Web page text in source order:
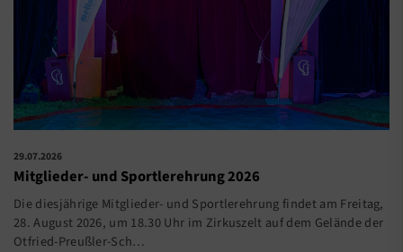
29.07.2026
Mitglieder- und Sportlerehrung 2026
Die diesjährige Mitglieder- und Sportlerehrung findet am Freitag,
28. August 2026, um 18.30 Uhr im Zirkuszelt auf dem Gelände der
Otfried-Preußler-Sch…